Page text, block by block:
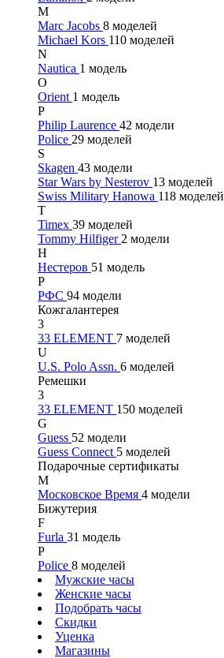
M
Marc Jacobs 8 моделей
Michael Kors 110 моделей
N
Nautica 1 модель
O
Orient 1 модель
P
Philip Laurence 42 модели
Police 29 моделей
S
Skagen 43 модели
Star Wars by Nesterov 13 моделей
Swiss Military Hanowa 118 моделей
T
Timex 39 моделей
Tommy Hilfiger 2 модели
Н
Нестеров 51 модель
Р
РФС 94 модели
Кожгалантерея
3
33 ELEMENT 7 моделей
U
U.S. Polo Assn. 6 моделей
Ремешки
3
33 ELEMENT 150 моделей
G
Guess 52 модели
Guess Connect 5 моделей
Подарочные сертификаты
М
Московское Время 4 модели
Бижутерия
F
Furla 31 модель
P
Police 8 моделей
Мужские часы
Женские часы
Подобрать часы
Скидки
Уценка
Магазины